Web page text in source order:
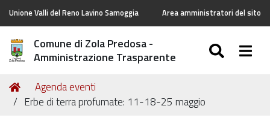
Unione Valli del Reno Lavino Samoggia Area amministratori del sito
Comune di Zola Predosa -
Amministrazione Trasparente
Tu
sei
Home
Agenda eventi
Erbe di terra profumate: 11-18-25 maggio